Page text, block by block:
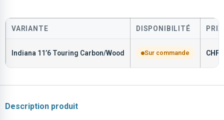
VARIANTE DISPONIBILITÉ PRIX
Indiana 11’6 Touring Carbon/Wood Sur commande CHF
Description produit